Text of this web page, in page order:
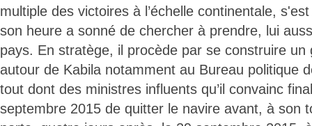
multiple des victoires à l’échelle continentale,
son heure a sonné de chercher à prendre, lui
pays. En stratège, il procède par se construire un
autour de Kabila notamment au Bureau politique
tout dont des ministres influents qu’il convainc
septembre 2015 de quitter le navire avant, à son